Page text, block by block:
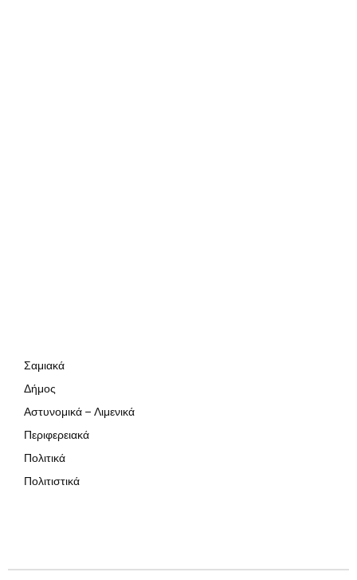
Σαμιακά
Δήμος
Αστυνομικά – Λιμενικά
Περιφερειακά
Πολιτικά
Πολιτιστικά